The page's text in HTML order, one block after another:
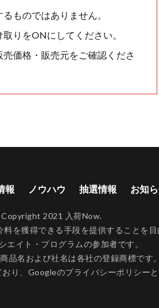
ものではありません。
りをONにしてください。
価格・販売元をご確認くださ
報 ノウハウ 抽選情報 お知
2021 入荷Now.
を獲得できる手段を提供することを
エイト・プログラムの参加者です。
品名および社名は各社の登録商標です。
おり、Googleのプライバシーポリシーと